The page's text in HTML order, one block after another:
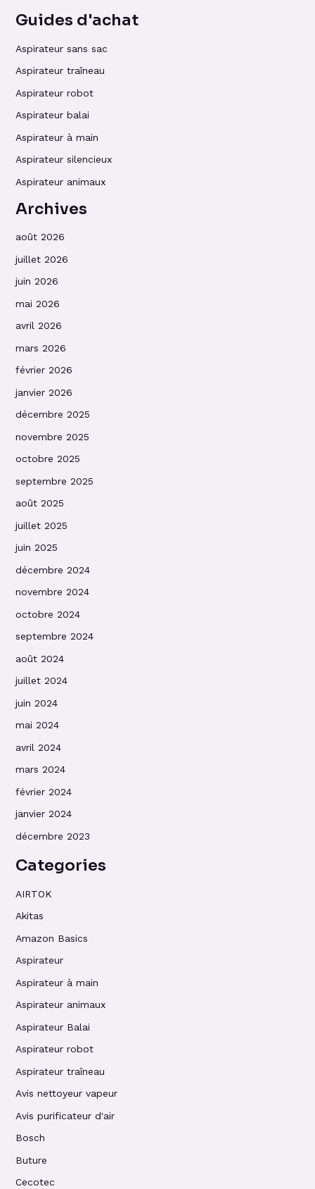
Guides d'achat
Aspirateur sans sac
Aspirateur traîneau
Aspirateur robot
Aspirateur balai
Aspirateur à main
Aspirateur silencieux
Aspirateur animaux
Archives
août 2026
juillet 2026
juin 2026
mai 2026
avril 2026
mars 2026
février 2026
janvier 2026
décembre 2025
novembre 2025
octobre 2025
septembre 2025
août 2025
juillet 2025
juin 2025
décembre 2024
novembre 2024
octobre 2024
septembre 2024
août 2024
juillet 2024
juin 2024
mai 2024
avril 2024
mars 2024
février 2024
janvier 2024
décembre 2023
Categories
AIRTOK
Akitas
Amazon Basics
Aspirateur
Aspirateur à main
Aspirateur animaux
Aspirateur Balai
Aspirateur robot
Aspirateur traîneau
Avis nettoyeur vapeur
Avis purificateur d'air
Bosch
Buture
Cecotec